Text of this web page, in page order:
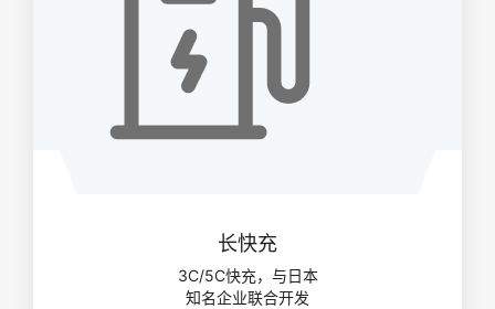
长快充
3C/5C快充，与日本
知名企业联合开发